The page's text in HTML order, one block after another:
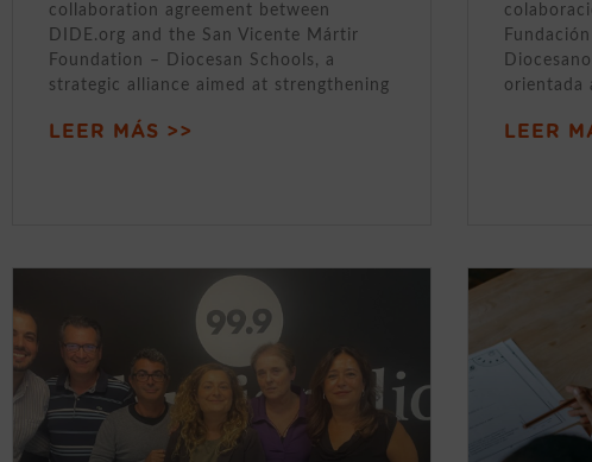
collaboration agreement between
DIDE.org and the San Vicente Mártir
Foundation – Diocesan Schools, a
strategic alliance aimed at strengthening
LEER MÁS >>
orientada
LEER